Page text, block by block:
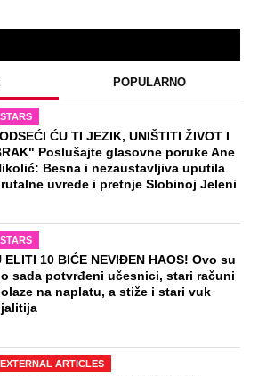
POPULARNO
STARS
ĆU TI JEZIK, UNIŠTITI ŽIVOT I
Poslušajte glasovne poruke Ane
Besna i nezaustavljiva uputila
uvrede i pretnje Slobinoj Jeleni
STARS
ELITI 10 BIĆE NEVIĐEN HAOS! Ovo su
sada potvrđeni učesnici, stari računi
na naplatu, a stiže i stari vuk
EXTERNAL ARTICLES